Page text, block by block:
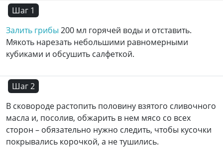
Шаг 1
Залить грибы 200 мл горячей воды и отставить.
Мякоть нарезать небольшими равномерными
кубиками и обсушить салфеткой.
Шаг 2
В сковороде растопить половину взятого сливочного
масла и, посолив, обжарить в нем мясо со всех
сторон – обязательно нужно следить, чтобы кусочки
покрывались корочкой, а не тушились.